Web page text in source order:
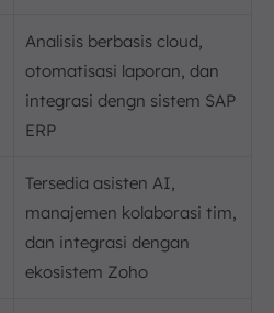
Analisis berbasis cloud,
otomatisasi laporan, dan
integrasi dengn sistem SAP
ERP
Tersedia asisten AI,
manajemen kolaborasi tim,
dan integrasi dengan
ekosistem Zoho